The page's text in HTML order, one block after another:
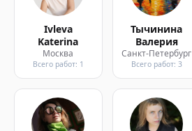
Ivleva
Katerina
Москва
Всего работ: 1
Тычинина
Валерия
Санкт-Петербург
Всего работ: 3